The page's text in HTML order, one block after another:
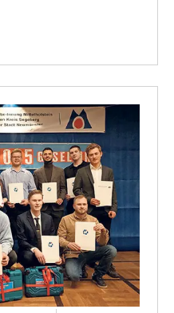
von ihren
einen persönlichen